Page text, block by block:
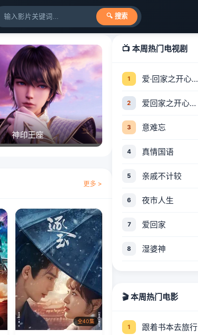
🔍 搜索
神印王座
更多 >
全40集
📺 本周热门电视剧
1 爱·回家之开心速递
2 爱回家之开心速递
3 意难忘
4 真情国语
5 亲戚不计较
6 夜市人生
7 爱回家
8 湿婆神
🎬 本周热门电影
1 跟着书本去旅行